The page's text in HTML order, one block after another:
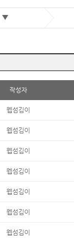
▼
작성자
웹섬김이
웹섬김이
웹섬김이
웹섬김이
웹섬김이
웹섬김이
웹섬김이